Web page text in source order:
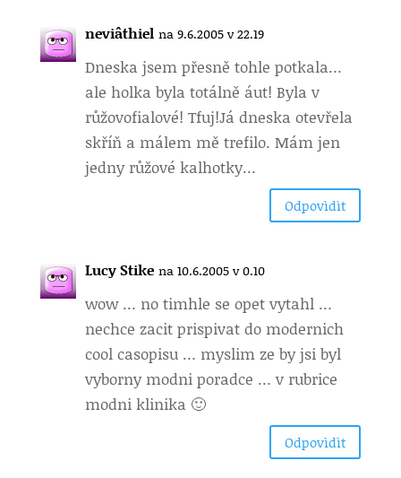
neviâthiel na 9.6.2005 v 22.19
Dneska jsem přesně tohle potkala…
ale holka byla totálně áut! Byla v
růžovofialové! Tfuj!Já dneska otevřela
skříň a málem mě trefilo. Mám jen
jedny růžové kalhotky…
Odpovìdìt
Lucy Stike na 10.6.2005 v 0.10
wow … no timhle se opet vytahl …
nechce zacit prispivat do modernich
cool casopisu … myslim ze by jsi byl
vyborny modni poradce … v rubrice
modni klinika 🙂
Odpovìdìt